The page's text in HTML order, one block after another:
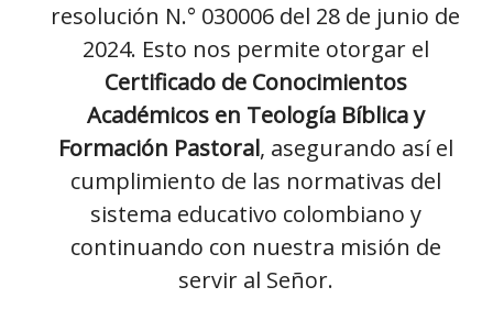
resolución N.° 030006 del 28 de junio de
2024. Esto nos permite otorgar el
Certificado de Conocimientos
Académicos en Teología Bíblica y
Formación Pastoral, asegurando así el
cumplimiento de las normativas del
sistema educativo colombiano y
continuando con nuestra misión de
servir al Señor.